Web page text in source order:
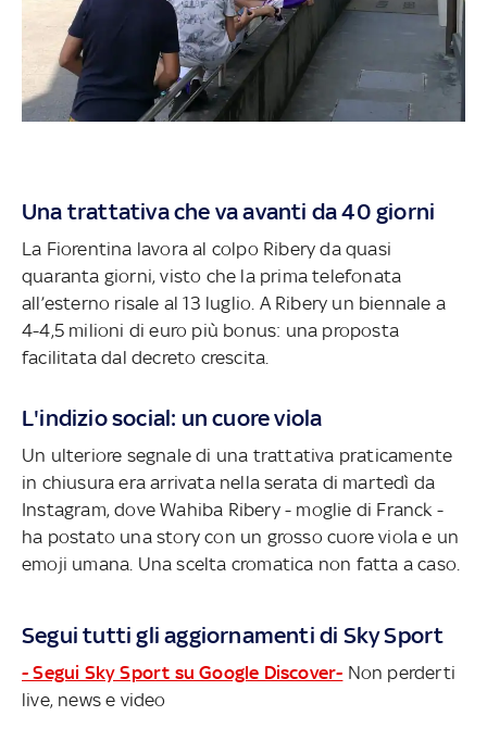
Una trattativa che va avanti da 40 giorni
La Fiorentina lavora al colpo Ribery da quasi
quaranta giorni, visto che la prima telefonata
all’esterno risale al 13 luglio. A Ribery un biennale a
4-4,5 milioni di euro più bonus: una proposta
facilitata dal decreto crescita.
L'indizio social: un cuore viola
Un ulteriore segnale di una trattativa praticamente
in chiusura era arrivata nella serata di martedì da
Instagram, dove Wahiba Ribery - moglie di Franck -
ha postato una story con un grosso cuore viola e un
emoji umana. Una scelta cromatica non fatta a caso.
Segui tutti gli aggiornamenti di Sky Sport
- Segui Sky Sport su Google Discover- Non perderti
live, news e video